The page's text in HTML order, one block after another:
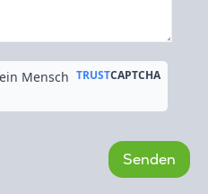
Adresse senden